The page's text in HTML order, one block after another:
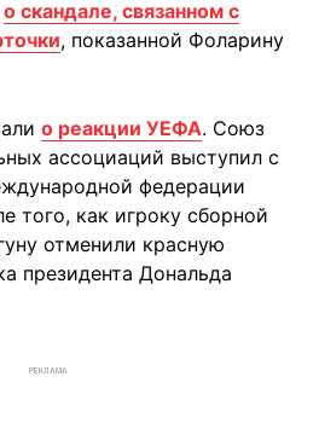
о скандале, связанном с
, показанной Фоларину
о реакции УЕФА. Союз
ассоциаций выступил с
федерации
того, как игроку сборной
отменили красную
президента Дональда
РЕКЛАМА